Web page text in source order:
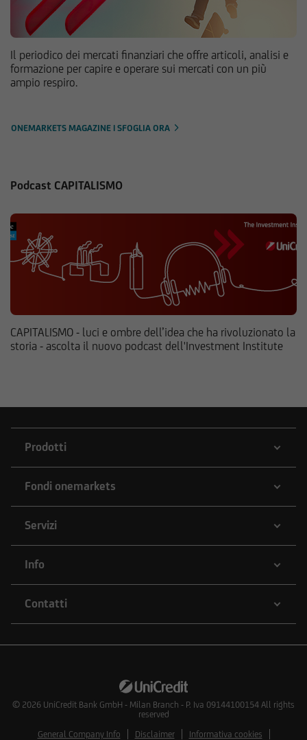
Il periodico dei mercati finanziari che offre articoli, analisi e
formazione per capire e operare sui mercati con un più
ampio respiro.
ONEMARKETS MAGAZINE | SFOGLIA ORA
Podcast CAPITALISMO
CAPITALISMO - luci e ombre dell’idea che ha rivoluzionato la
storia - ascolta il nuovo podcast dell'Investment Institute
Prodotti
Fondi onemarkets
Servizi
Info
Contatti
© 2026 UniCredit Bank GmbH - Milan Branch - P. Iva 09144100154 All rights
reserved
General Company Info
Disclaimer Informativa cookies